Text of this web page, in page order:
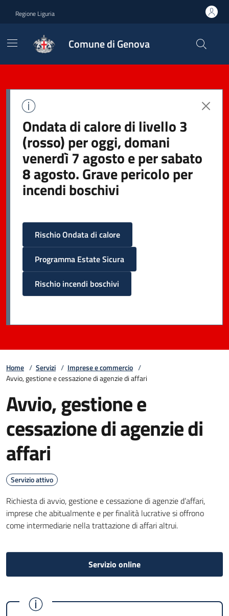
Regione Liguria
Comune di Genova
Ondata di calore di livello 3
(rosso) per oggi, domani
venerdì 7 agosto e per sabato
8 agosto. Grave pericolo per
incendi boschivi
Rischio Ondata di calore
Programma Estate Sicura
Rischio incendi boschivi
Home / Servizi / Imprese e commercio /
Avvio, gestione e cessazione di agenzie di affari
Avvio, gestione e
cessazione di agenzie di
affari
Servizio attivo
Richiesta di avvio, gestione e cessazione di agenzie d’affari,
imprese che abitualmente e per finalità lucrative si offrono
come intermediarie nella trattazione di affari altrui.
Servizio online